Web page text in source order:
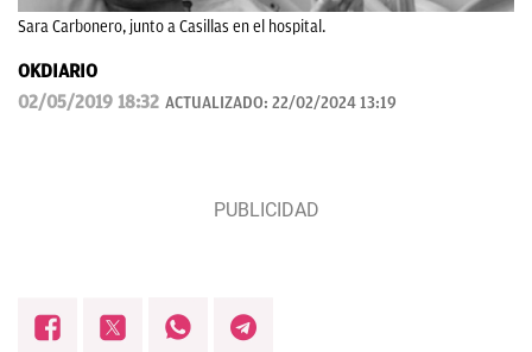
Sara Carbonero, junto a Casillas en el hospital.
OKDIARIO
02/05/2019 18:32 ACTUALIZADO: 22/02/2024 13:19